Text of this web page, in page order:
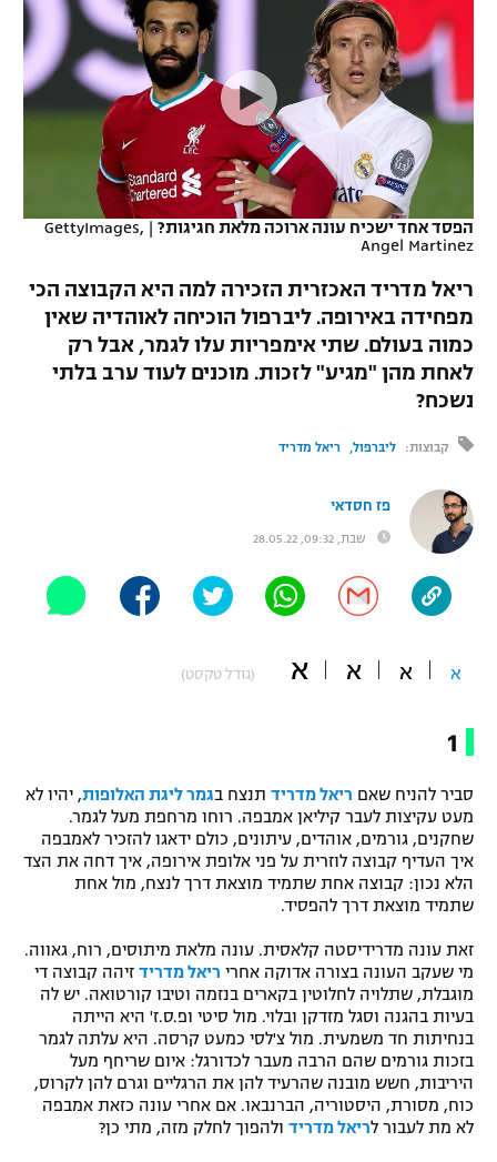
VOD
רץ ברשת
תוצאות
לוח שידורים
ברחבה
"מעל הליגה" – פודקאסט
"מחצית בשכונה" – פודקאסט
משתתפים וזוכים בפרסים
תקנון משתתפים וזוכים בפרסים
טניס
גיימינג E-Sports
תנאי שימוש
מדיניות פרטיות
תקנון פעילות ספורט 1
רשיון להקרנה פומבית לבית עסק
הצטרפות לחבילת הערוצים
לוח דרושים – ג'ובנט
נבחרת ישראל
מכבי חיפה
בית"ר ירושלים
מכבי תל אביב
הפועל תל אביב
הפועל חיפה
הפועל באר שבע
מכבי נתניה
בני יהודה
ליגה ספרדית
ליגה איטלקית
ליגה צרפתית
ליגה הולנדית
ליגה סינית
ליגה ברזילאית
כדורסל נשים
מכבי תל אביב
הפועל חולון
הפועל ירושלים
דני אבדיה
יורוליג
יורוקאפ
טניס
כדוריד
כדורעף
שחייה
ג'ודו
אגרוף
ספורט אולימפי
UFC
היאבקות WWE
אופניים
ספורט מוטורי
בייסבול MLB
ספורט אתגרי ואקסטרים
אומנויות לחימה
גיימינג E-Sports
הפסד אחד ישכיח עונה ארוכה מלאת חגיגות? |
GettyImages,
Angel Martinez
ריאל מדריד האכזרית הזכירה למה היא הקבוצה הכי
מפחידה באירופה. ליברפול הוכיחה לאוהדיה שאין
כמוה בעולם. שתי אימפריות עלו לגמר, אבל רק
לאחת מהן "מגיע" לזכות. מוכנים לעוד ערב בלתי
נשכח?
קבוצות: ליברפול ריאל מדריד
פז חסדאי
שבת, 09:32, 28.05.22
א א א א (גודל טקסט)
1
סביר להניח שאם ריאל מדריד תנצח בגמר ליגת האלופות, יהיו לא
מעט עקיצות לעבר קיליאן אמבפה. רוחו מרחפת מעל לגמר.
שחקנים, גורמים, אוהדים, עיתונים, כולם ידאגו להזכיר לאמבפה
איך העדיף קבוצה לוזרית על פני אלופת אירופה, איך דחה את הצד
הלא נכון: קבוצה אחת שתמיד מוצאת דרך לנצח, מול אחת
שתמיד מוצאת דרך להפסיד.
זאת עונה מדרידיסטה קלאסית. עונה מלאת מיתוסים, רוח, גאווה.
מי שעקב העונה בצורה אדוקה אחרי ריאל מדריד זיהה קבוצה די
מוגבלת, שתלויה לחלוטין בקארים בנזמה וטיבו קורטואה. יש לה
בעיות בהגנה וסגל מזדקן ובלוי. מול סיטי ופ.ס.ז' היא הייתה
בנחיתות חד משמעית. מול צ'לסי כמעט קרסה. היא עלתה לגמר
בזכות גורמים שהם הרבה מעבר לכדורגל: איום שריחף מעל
היריבות, חשש מובנה שהרעיד להן את הרגליים וגרם להן לקרוס,
כוח, מסורת, היסטוריה, הברנבאו. אם אחרי עונה כזאת אמבפה
לא מת לעבור לריאל מדריד ולהפוך לחלק מזה, מתי כן?